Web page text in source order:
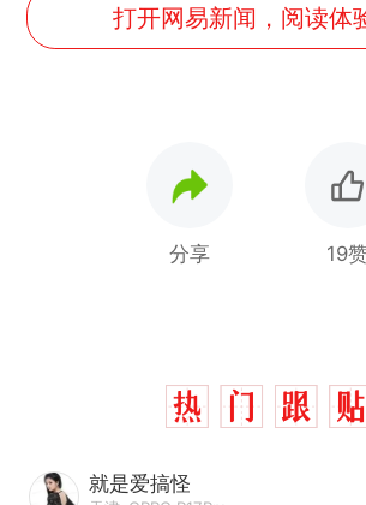
打开网易新闻，阅读体
分享 19
就是爱搞怪